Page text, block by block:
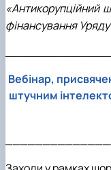
«Антикорупційний
фінансування Уряду
Вебінар,
штучним